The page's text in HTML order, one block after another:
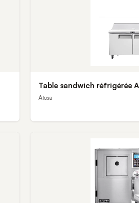
Table sandwich réfrigérée
Atosa